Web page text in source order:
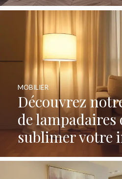
Découvrez
de
sublimer votre
MOBILIER